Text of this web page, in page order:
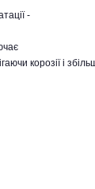
-
корозії і